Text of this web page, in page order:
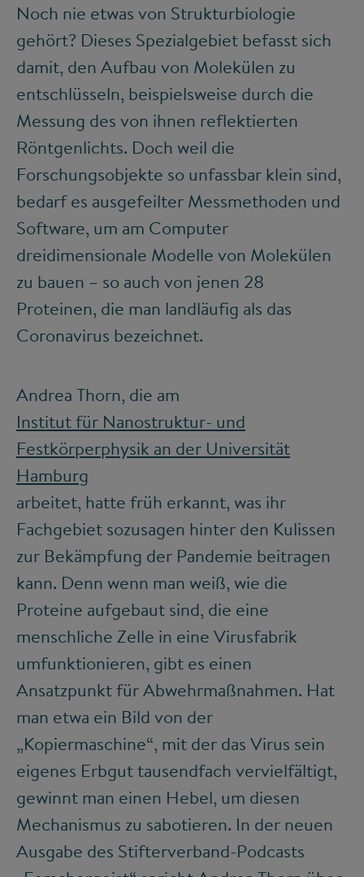
Noch nie etwas von Strukturbiologie
gehört? Dieses Spezialgebiet befasst sich
damit, den Aufbau von Molekülen zu
entschlüsseln, beispielsweise durch die
Messung des von ihnen reflektierten
Röntgenlichts. Doch weil die
Forschungsobjekte so unfassbar klein sind,
bedarf es ausgefeilter Messmethoden und
Software, um am Computer
dreidimensionale Modelle von Molekülen
zu bauen – so auch von jenen 28
Proteinen, die man landläufig als das
Coronavirus bezeichnet.
Andrea Thorn, die am
Institut für Nanostruktur- und
Festkörperphysik an der Universität
Hamburg
arbeitet, hatte früh erkannt, was ihr
Fachgebiet sozusagen hinter den Kulissen
zur Bekämpfung der Pandemie beitragen
kann. Denn wenn man weiß, wie die
Proteine aufgebaut sind, die eine
menschliche Zelle in eine Virusfabrik
umfunktionieren, gibt es einen
Ansatzpunkt für Abwehrmaßnahmen. Hat
man etwa ein Bild von der
„Kopiermaschine“, mit der das Virus sein
eigenes Erbgut tausendfach vervielfältigt,
gewinnt man einen Hebel, um diesen
Mechanismus zu sabotieren. In der neuen
Ausgabe des Stifterverband-Podcasts